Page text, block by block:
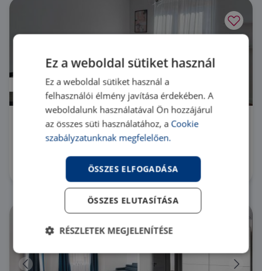
1122 Budapest 12. kerület Maros utca
3 szoba
385 000 Ft
Ez a weboldal sütiket használ
Ez a weboldal sütiket használ a
felhasználói élmény javítása érdekében. A
weboldalunk használatával Ön hozzájárul
az összes süti használatához, a Cookie
szabályzatunknak megfelelően.
ÖSSZES ELFOGADÁSA
ÖSSZES ELUTASÍTÁSA
RÉSZLETEK MEGJELENÍTÉSE
Elengedhetetlenül
szükséges
Teljesítmény